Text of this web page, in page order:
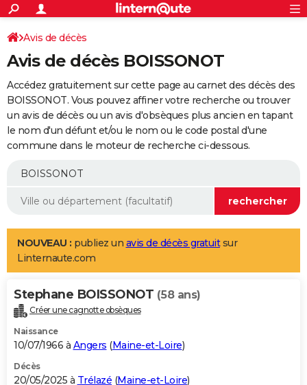
ACTUALITÉS
Politique
Société
Faits Divers
Education
Monde
Villes
+
SPORT
Coupe du monde 2026
Football
Tennis
Cyclisme
Rugby
Forum
Programme TV
TNT
Streaming
Cinéma
Sorties cinéma
Musique
+
FINANCE
Impôts
Immobilier
Risques naturels par ville
Banque
Assurance
Crédit
AUTO
Essais
Réserver un essai
Citadines
Berlines
SUV
Forum auto
+
Mobiles
Meilleur smartphone
Internet
Ordinateurs
Jeux vidéo
Guide high-tech
Aménagement intérieur
LIFESTYLE
Art de vivre
Bien-être
Loisirs
Mode
Modes de vie
Alimentation
Guide de la santé
Maladies
Médicaments
Sommeil
VOYAGE
Destinations
City break
Voyage nature
Voyage de noces
Forum
Climat
+PHOTO
GUIDES D'ACHAT
BONS PLANS
Avis de décès
Avis de décès BOISSONOT
Accédez gratuitement sur cette page au carnet des décès des
BOISSONOT. Vous pouvez affiner votre recherche ou trouver
un avis de décès ou un avis d'obsèques plus ancien en tapant
le nom d'un défunt et/ou le nom ou le code postal d'une
commune dans le moteur de recherche ci-dessous.
NOUVEAU : publiez un avis de décès gratuitsur
Linternaute.com
Stephane BOISSONOT (58 ans)
Créer une cagnotte obsèques
Naissance
10/07/1966 à Angers (Maine-et-Loire)
Décès
20/05/2025 à Trélazé (Maine-et-Loire)